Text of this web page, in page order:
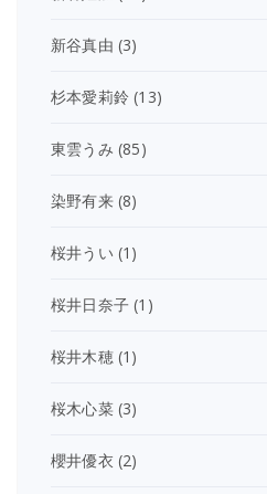
新谷真由 (3)
杉本愛莉鈴 (13)
東雲うみ (85)
染野有来(8)
桜井うい (1)
桜井日奈子 (1)
桜井木穂(1)
桜木心菜(3)
櫻井優衣 (2)